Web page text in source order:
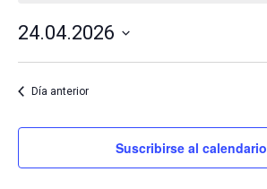
abril
2026
24.04.2026
Seleccionar
fecha.
Día anterior
Suscribirse al calendario